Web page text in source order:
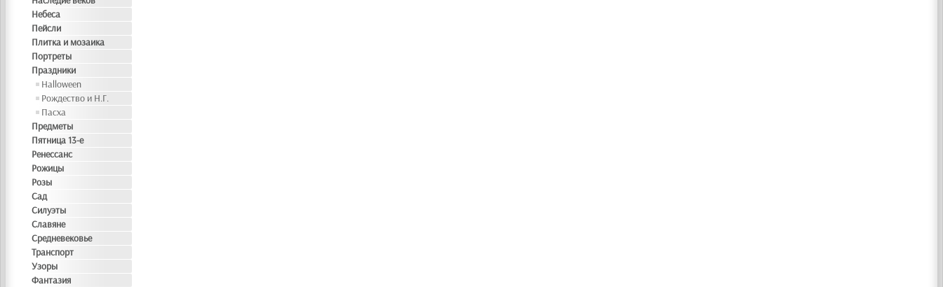
Небеса
Пейсли
Плитка и мозаика
Портреты
Праздники
Halloween
Рождество и Н.Г.
Пасха
Предметы
Пятница 13-е
Ренессанс
Рожицы
Розы
Сад
Силуэты
Славяне
Средневековье
Транспорт
Узоры
Фантазия